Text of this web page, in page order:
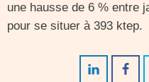
une hausse de 6 % entre
pour se situer à 393 ktep.